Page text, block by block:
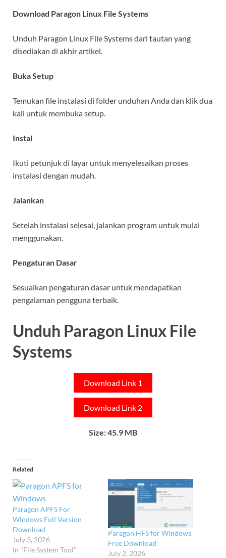
Download Paragon Linux File Systems
Unduh Paragon Linux File Systems dari tautan yang
disediakan di akhir artikel.
Buka Setup
Temukan file instalasi di folder unduhan Anda dan klik dua
kali untuk membuka setup.
Instal
Ikuti petunjuk di layar untuk menyelesaikan proses
instalasi dengan mudah.
Jalankan
Setelah instalasi selesai, jalankan program untuk mulai
menggunakan.
Pengaturan Dasar
Sesuaikan pengaturan dasar untuk mendapatkan
pengalaman pengguna terbaik.
Unduh Paragon Linux File
Systems
Download Link 1
Download Link 2
Size: 45.9 MB
Related
Paragon APFS For
Windows Full Version
Download
July 3, 2026
In "File System Tool"
Paragon HFS for Windows
Free Download
July 2, 2026